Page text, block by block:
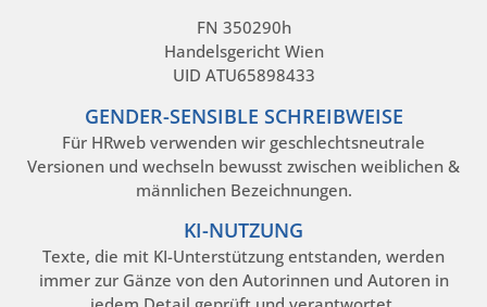
FN 350290h
Handelsgericht Wien
UID ATU65898433
GENDER-SENSIBLE SCHREIBWEISE
Für HRweb verwenden wir geschlechtsneutrale
Versionen und wechseln bewusst zwischen weiblichen &
männlichen Bezeichnungen.
KI-NUTZUNG
Texte, die mit KI-Unterstützung entstanden, werden
immer zur Gänze von den Autorinnen und Autoren in